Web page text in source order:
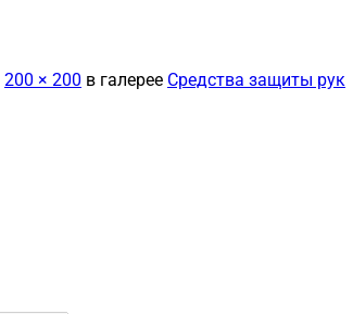
200 × 200 в галерее Средства защиты рук